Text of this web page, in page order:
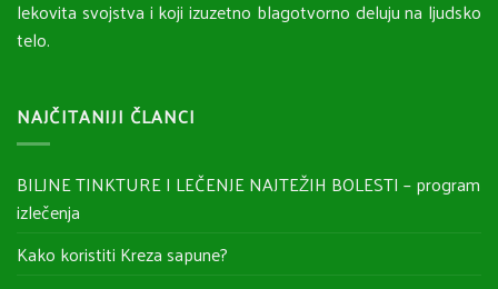
lekovita svojstva i koji izuzetno blagotvorno deluju na ljudsko
telo.
NAJČITANIJI ČLANCI
BILJNE TINKTURE I LEČENJE NAJTEŽIH BOLESTI – program
izlečenja
Kako koristiti Kreza sapune?